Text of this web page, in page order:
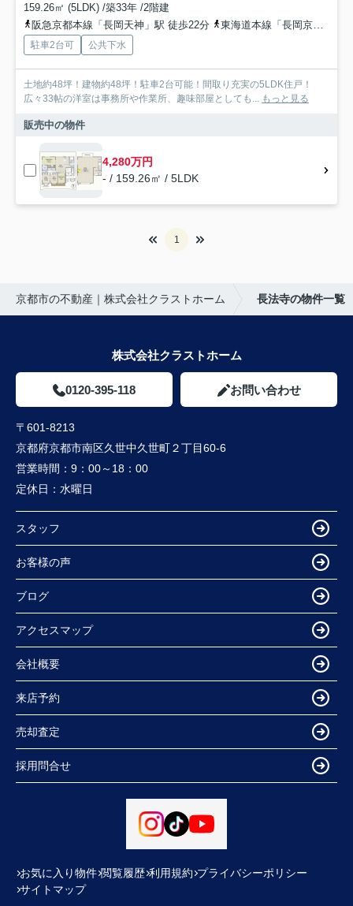
159.26㎡ (5LDK) /築33年 /2階建
阪急京都本線「長岡天神」駅 徒歩22分
東海道本線「長岡京」駅 徒歩34分
駐車2台可 公共下水
土地約48坪！建物約48坪！駐車2台可能！間取り充実の5LDK住戸！
広々33帖の洋室は事務所や作業所、趣味部屋としても... もっと見る
販売中の物件
4,280万円
- / 159.26㎡ / 5LDK
1
京都市の不動産｜株式会社クラストホーム 長法寺の物件一覧
株式会社クラストホーム
0120-395-118 お問い合わせ
〒601-8213
京都府京都市南区久世中久世町２丁目60-6
営業時間： 9：00～18：00
定休日： 水曜日
スタッフ
お客様の声
ブログ
アクセスマップ
会社概要
来店予約
売却査定
採用問合せ
お気に入り物件 閲覧履歴 利用規約 プライバシーポリシー
サイトマップ